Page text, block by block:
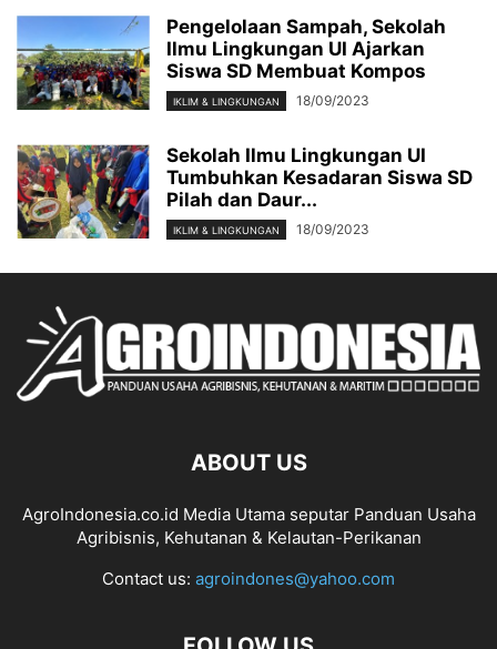
Pengelolaan Sampah, Sekolah
Ilmu Lingkungan UI Ajarkan
Siswa SD Membuat Kompos
IKLIM & LINGKUNGAN 18/09/2023
Sekolah Ilmu Lingkungan UI
Tumbuhkan Kesadaran Siswa SD
Pilah dan Daur...
IKLIM & LINGKUNGAN 18/09/2023
ABOUT US
AgroIndonesia.co.id Media Utama seputar Panduan Usaha
Agribisnis, Kehutanan & Kelautan-Perikanan
Contact us: agroindones@yahoo.com